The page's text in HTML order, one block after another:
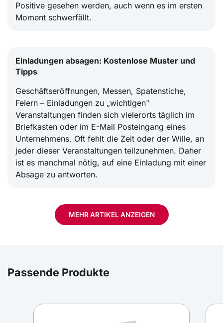
Positive gesehen werden, auch wenn es im ersten
Moment schwerfällt.
Einladungen absagen: Kostenlose Muster und
Tipps
Geschäftseröffnungen, Messen, Spatenstiche,
Feiern – Einladungen zu „wichtigen"
Veranstaltungen finden sich vielerorts täglich im
Briefkasten oder im E-Mail Posteingang eines
Unternehmens. Oft fehlt die Zeit oder der Wille, an
jeder dieser Veranstaltungen teilzunehmen. Daher
ist es manchmal nötig, auf eine Einladung mit einer
Absage zu antworten.
MEHR ARTIKEL ANZEIGEN
nicht selten einen Meilenstein in der
Passende Produkte